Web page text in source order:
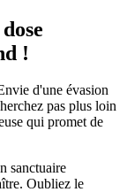
!
d'une évasion
pas plus loin
qui promet de
sanctuaire
Oubliez le